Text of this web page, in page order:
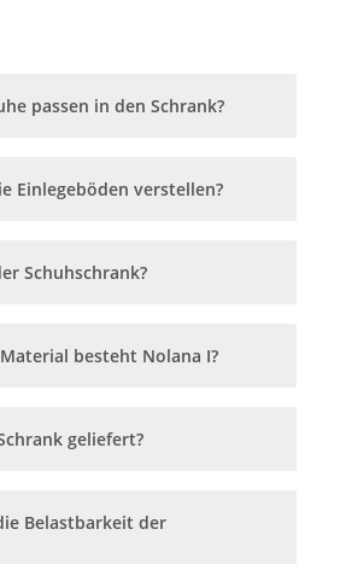
passen in den Schrank?
Einlegeböden verstellen?
Schuhschrank?
besteht Nolana I?
geliefert?
Belastbarkeit der